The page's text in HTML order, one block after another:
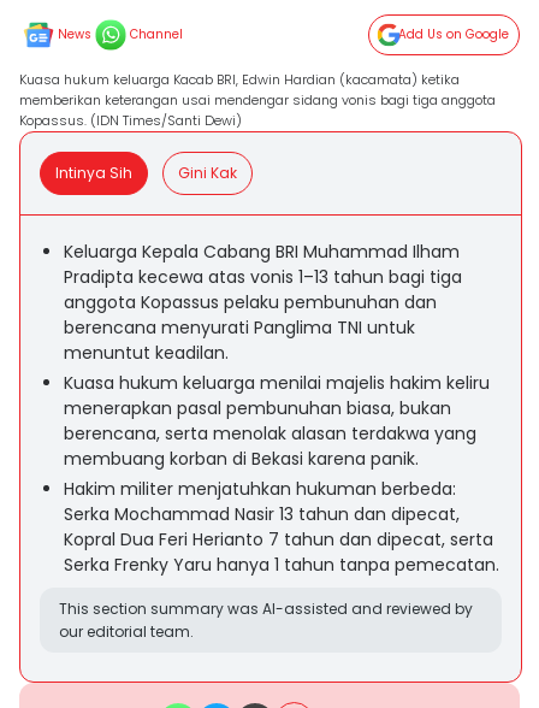
News Channel Add Us on Google
Kuasa hukum keluarga Kacab BRI, Edwin Hardian (kacamata) ketika
memberikan keterangan usai mendengar sidang vonis bagi tiga anggota
Kopassus. (IDN Times/Santi Dewi)
Intinya Sih Gini Kak
Keluarga Kepala Cabang BRI Muhammad Ilham
Pradipta kecewa atas vonis 1–13 tahun bagi tiga
anggota Kopassus pelaku pembunuhan dan
berencana menyurati Panglima TNI untuk
menuntut keadilan.
Kuasa hukum keluarga menilai majelis hakim keliru
menerapkan pasal pembunuhan biasa, bukan
berencana, serta menolak alasan terdakwa yang
membuang korban di Bekasi karena panik.
Hakim militer menjatuhkan hukuman berbeda:
Serka Mochammad Nasir 13 tahun dan dipecat,
Kopral Dua Feri Herianto 7 tahun dan dipecat, serta
Serka Frenky Yaru hanya 1 tahun tanpa pemecatan.
This section summary was AI-assisted and reviewed by
our editorial team.